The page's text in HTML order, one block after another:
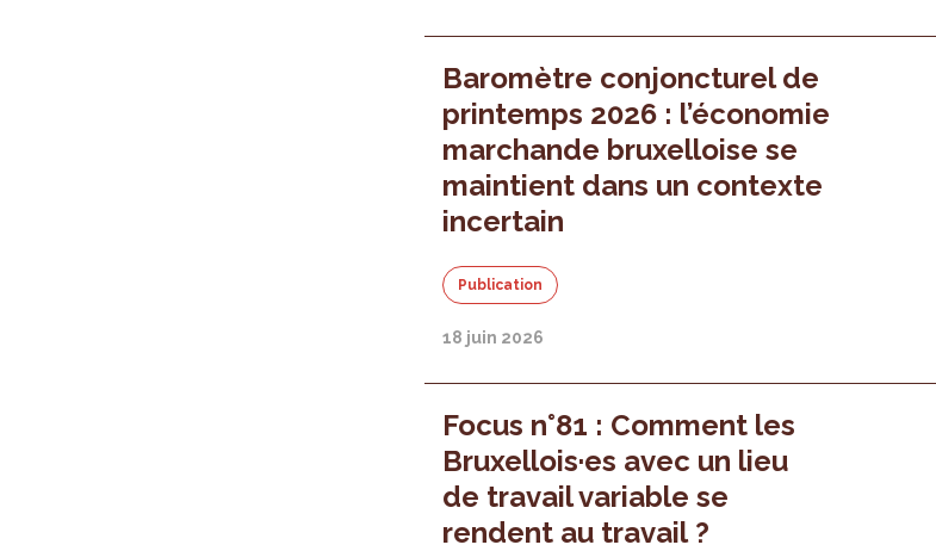
Baromètre conjoncturel de
printemps 2026 : l’économie
marchande bruxelloise se
maintient dans un contexte
incertain
Publication
18 juin 2026
Focus n°81 : Comment les
Bruxellois·es avec un lieu
de travail variable se
rendent au travail ?